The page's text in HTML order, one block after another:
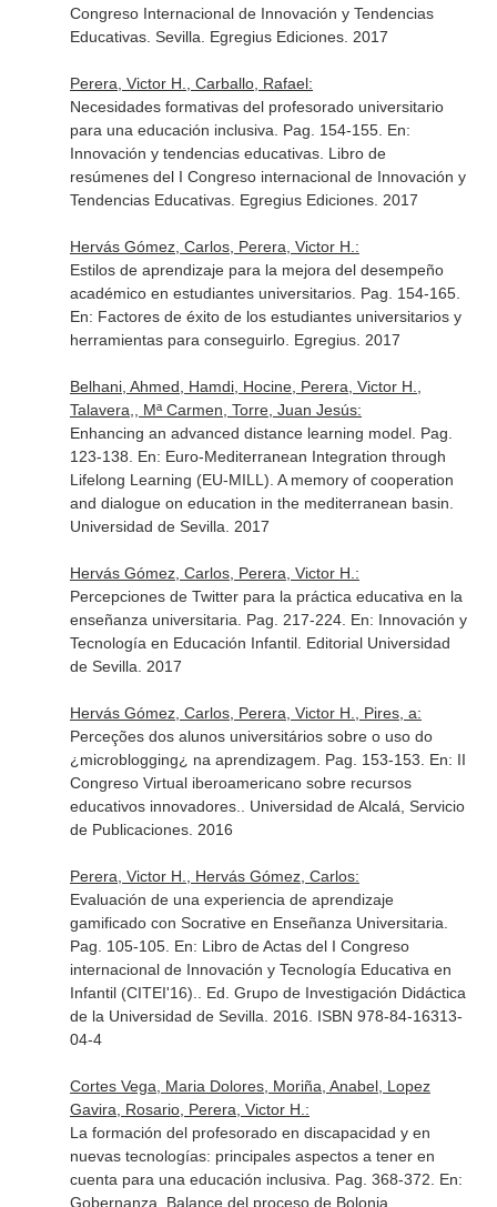
Congreso Internacional de Innovación y Tendencias
Educativas. Sevilla. Egregius Ediciones. 2017
Perera, Victor H., Carballo, Rafael:
Necesidades formativas del profesorado universitario
para una educación inclusiva. Pag. 154-155. En:
Innovación y tendencias educativas. Libro de
resúmenes del I Congreso internacional de Innovación y
Tendencias Educativas. Egregius Ediciones. 2017
Hervás Gómez, Carlos, Perera, Victor H.:
Estilos de aprendizaje para la mejora del desempeño
académico en estudiantes universitarios. Pag. 154-165.
En: Factores de éxito de los estudiantes universitarios y
herramientas para conseguirlo. Egregius. 2017
Belhani, Ahmed, Hamdi, Hocine, Perera, Victor H.,
Talavera,, Mª Carmen, Torre, Juan Jesús:
Enhancing an advanced distance learning model. Pag.
123-138. En: Euro-Mediterranean Integration through
Lifelong Learning (EU-MILL). A memory of cooperation
and dialogue on education in the mediterranean basin
Universidad de Sevilla. 2017
Hervás Gómez, Carlos, Perera, Victor H.:
Percepciones de Twitter para la práctica educativa en la
enseñanza universitaria. Pag. 217-224. En: Innovación y
Tecnología en Educación Infantil. Editorial Universidad
de Sevilla. 2017
Hervás Gómez, Carlos, Perera, Victor H., Pires, a:
Perceções dos alunos universitários sobre o uso do
¿microblogging¿ na aprendizagem. Pag. 153-153. En: II
Congreso Virtual iberoamericano sobre recursos
educativos innovadores.
. Universidad de Alcalá, Servicio
de Publicaciones. 2016
Perera, Victor H., Hervás Gómez, Carlos:
Evaluación de una experiencia de aprendizaje
gamificado con Socrative en Enseñanza Universitaria.
Pag. 105-105. En: Libro de Actas del I Congreso
internacional de Innovación y Tecnología Educativa en
Infantil (CITEI'16).
. Ed. Grupo de Investigación Didáctica
de la Universidad de Sevilla. 2016. ISBN 978-84-16313-
04-4
Cortes Vega, Maria Dolores, Moriña, Anabel, Lopez
Gavira, Rosario, Perera, Victor H.:
La formación del profesorado en discapacidad y en
nuevas tecnologías: principales aspectos a tener en
cuenta para una educación inclusiva. Pag. 368-372. En:
Gobernanza, Balance del proceso de Bolonia,